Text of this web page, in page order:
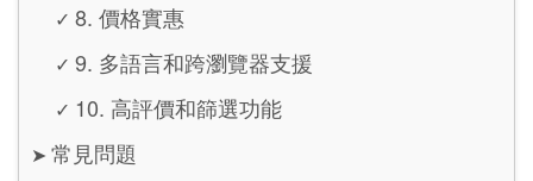
✓ 8. 價格實惠
✓ 9. 多語言和跨瀏覽器支援
✓ 10. 高評價和篩選功能
➤ 常見問題